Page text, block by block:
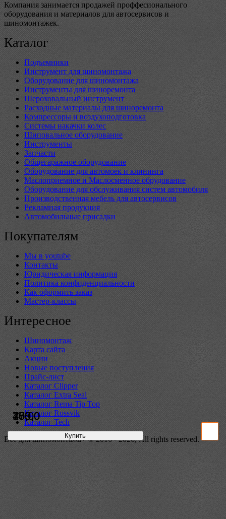
100,0
Купить
383,0
Купить
475,0
Купить
75,0
Купить
Компания занимается продажей проффесионального
оборудования и материалов для автосервисов и
шиномонтажек.
Каталог
Подъемники
Инструмент для шиномонтажа
Оборудование для шиномонтажа
Инструменты для шиноремонта
Шероховальный инструмент
Расходные материалы для шиноремонта
Компрессоры и воздухоподготовка
Системы накачки колес
Шиповальное оборудование
Инструменты
Запчасти
Общегаражное оборудование
Оборудование для автомоек и клининга
Маслоприемное и Маслосменное обрудование
Оборудование для обслуживания систем автомобиля
Производственная мебель для автосервисов
Рекламная продукция
Автомобильные присадки
Покупателям
Мы в youtube
Контакты
Юридическая информация
Политика конфиденциальности
Как оформить заказ
Мастер-классы
Интересное
Шиномонтаж
Карта сайта
Акции
Новые поступления
Прайс-лист
Каталог Clipper
Каталог Extra Seal
Каталог Rema Tip Top
Каталог Rossvik
Каталог Tech
Всё для шиномонтажа+ © 2016 - 2026, All rights reserved.